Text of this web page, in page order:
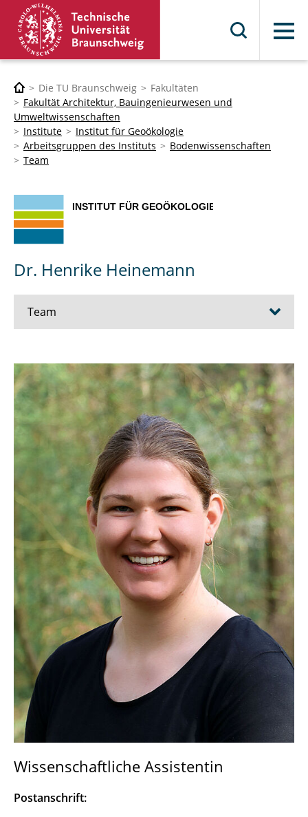
Menü
Die TU Braunschweig
Fakultäten
Fakultät Architektur, Bauingenieurwesen und
Umweltwissenschaften
Institute
Institut für Geoökologie
Arbeitsgruppen des Instituts
Bodenwissenschaften
Team
Dr. Henrike Heinemann
Team
Dr. Sascha Iden
Martina Heinrich
Birgit Walter
Ines Andrä
Jannis Bosse
Dr. Henrike Heinemann
Dr. Anastasiia Splodytel
Dr. Adil Salman
Vera Brandtner
Dr. Xianlei Fu
Ahmad Sear Azimi
Prof. Dr. Rolf Nieder (i.R.)
Ehemalige Mitglieder
Wissenschaftliche Assistentin
Postanschrift: